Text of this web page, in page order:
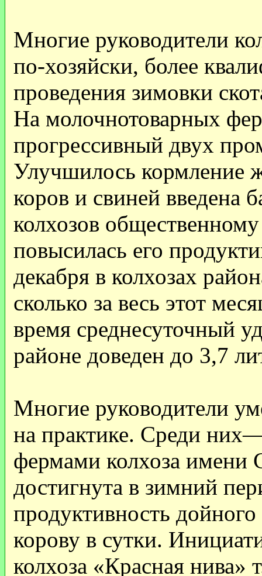
Многие руководители
по-хозяйски, более
проведения зимовки
На молочнотоварных
прогрессивный двух
Улучшилось кормление
коров и свиней введена
колхозов
повысилась его
декабря в колхозах
сколько за весь этот
время среднесуточный
районе доведен до 3,7
Многие руководители
на практике. Среди
фермами колхоза имени
достигнута в зимний
продуктивность
корову в сутки.
колхоза «Красная